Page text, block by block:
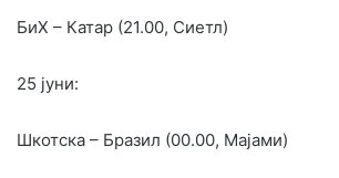
БиХ – Катар (21.00, Сиетл)
25 јуни:
Шкотска – Бразил (00.00, Мајами)